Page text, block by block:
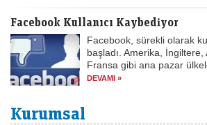
Facebook Kullanıcı Kaybediyor
Facebook, sürekli olarak
başladı. Amerika,
Fransa gibi ana pazar
DEVAMI »
Kurumsal